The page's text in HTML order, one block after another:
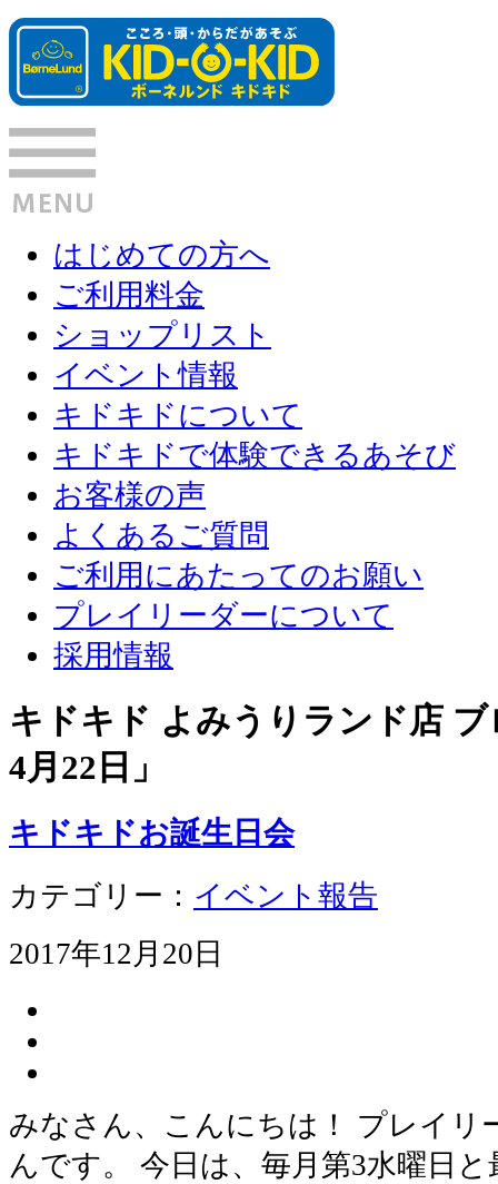
はじめての方へ
ご利用料金
ショップリスト
イベント情報
キドキドについて
キドキドで体験できるあそび
お客様の声
よくあるご質問
ご利用にあたってのお願い
プレイリーダーについて
採用情報
キドキド よみうりランド店
4月22日 」
キドキドお誕生日会
カテゴリー： イベント報告
2017年12月20日
みなさん、こんにちは！ プレイリ
んです。 今日は、毎月第3水曜日